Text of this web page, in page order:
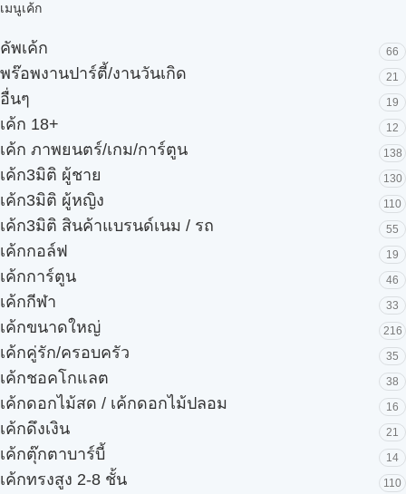
เมนูเค้ก
คัพเค้ก 66
พร๊อพงานปาร์ตี้/งานวันเกิด 21
อื่นๆ 19
เค้ก 18+ 12
เค้ก ภาพยนตร์/เกม/การ์ตูน 138
เค้ก3มิติ ผู้ชาย 130
เค้ก3มิติ ผู้หญิง 110
เค้ก3มิติ สินค้าแบรนด์เนม / รถ 55
เค้กกอล์ฟ 19
เค้กการ์ตูน 46
เค้กกีฬา 33
เค้กขนาดใหญ่ 216
เค้กคู่รัก/ครอบครัว 35
เค้กชอคโกแลต 38
เค้กดอกไม้สด / เค้กดอกไม้ปลอม 16
เค้กดึงเงิน 21
เค้กตุ๊กตาบาร์บี้ 14
เค้กทรงสูง 2-8 ชั้น 110